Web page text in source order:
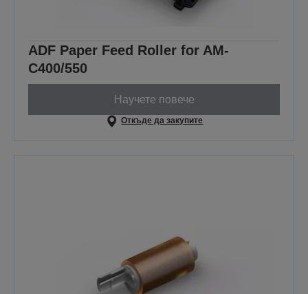
ADF Paper Feed Roller for AM-
C400/550
Научете повече
Откъде да закупите